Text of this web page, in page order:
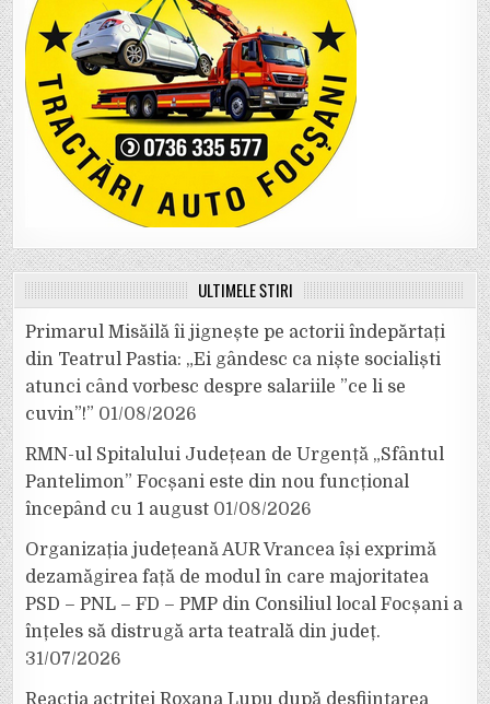
ULTIMELE ȘTIRI
Primarul Misăilă îi jignește pe actorii îndepărtați
din Teatrul Pastia: „Ei gândesc ca niște socialiști
atunci când vorbesc despre salariile ”ce li se
cuvin”!” 01/08/2026
RMN-ul Spitalului Județean de Urgență „Sfântul
Pantelimon” Focșani este din nou funcțional
începând cu 1 august 01/08/2026
Organizația județeană AUR Vrancea își exprimă
dezamăgirea față de modul în care majoritatea
PSD – PNL – FD – PMP din Consiliul local Focșani a
înțeles să distrugă arta teatrală din județ.
31/07/2026